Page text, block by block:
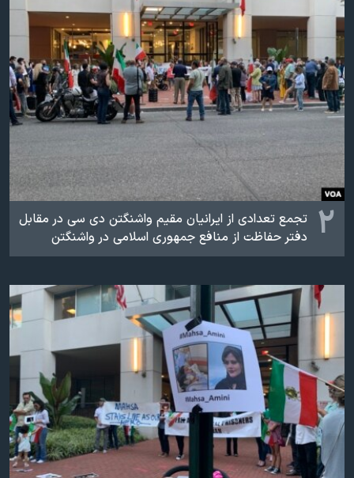
نرگس محمدی برنده جایزه نوبل صلح
همایش محافظه‌کاران آمریکا «سی‌پک»
صفحه‌های ویژه
سفر پرزیدنت ترامپ به چین
۲ تجمع تعدادی از ایرانیان مقیم واشنگتن دی سی در مقابل
دفتر حفاظت از منافع جمهوری اسلامی در واشنگتن